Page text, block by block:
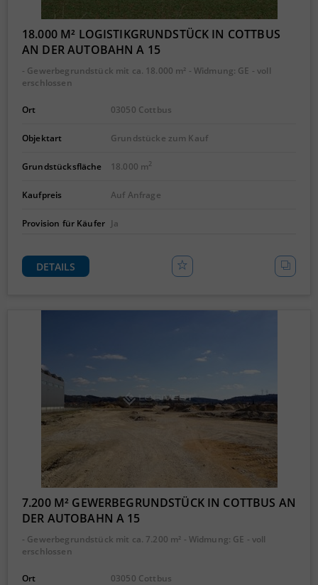
18.000 M² LOGISTIKGRUNDSTÜCK IN COTTBUS
AN DER AUTOBAHN A 15
- Gewerbegrundstück mit ca. 18.000 m² - Widmung: GE - voll
erschlossen
Ort 03050 Cottbus
Objektart Grundstücke zum Kauf
Grundstücksfläche 18.000 m2
Kaufpreis Auf Anfrage
Provision für Käufer Ja
DETAILS
7.200 M² GEWERBEGRUNDSTÜCK IN COTTBUS AN
DER AUTOBAHN A 15
- Gewerbegrundstück mit ca. 7.200 m² - Widmung: GE - voll
erschlossen
Ort 03050 Cottbus